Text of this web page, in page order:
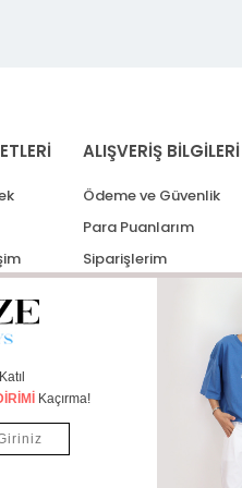
ALIŞVERİŞ BİLGİLERİ
Ödeme ve Güvenlik
Para Puanlarım
Siparişlerim